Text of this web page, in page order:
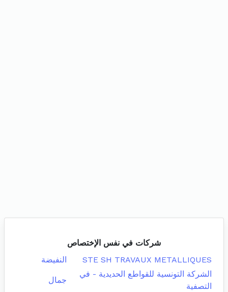
شركات في نفس الإختصاص
STE SH TRAVAUX METALLIQUES
النفيضة
الشركة التونسية للقواطع الحديدية - في
التصفية
جمال